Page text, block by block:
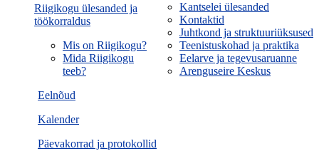
Kantselei ülesanded
Kontaktid
Juhtkond ja struktuuriüksused
Teenistuskohad ja praktika
Eelarve ja tegevusaruanne
Arenguseire Keskus
Eelnõud
Kalender
Päevakorrad ja protokollid
Riigikogu ülesanded ja
töökorraldus
Mis on Riigikogu?
Mida Riigikogu
teeb?